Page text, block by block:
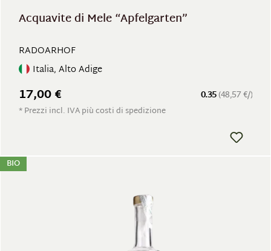
Acquavite di Mele “Apfelgarten”
RADOARHOF
Italia, Alto Adige
0.35(48,57 €/)
17,00 €
* Prezzi incl. IVA più costi di spedizione
BIO